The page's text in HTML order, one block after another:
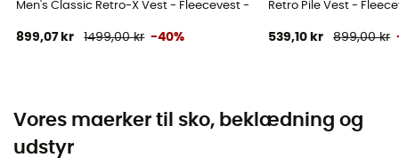
Men's Classic Retro-X Vest - Fleecevest - Herrer
899,07 kr 1499,00 kr -40%
Retro Pile Vest -
539,10 kr 899,00 kr
Vores maerker til sko, beklædning og
udstyr